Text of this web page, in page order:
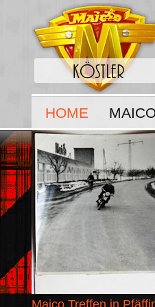
HOME
Maico Treffen in